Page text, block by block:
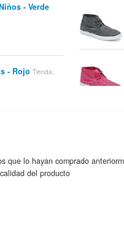
- Verde
- Rojo Tienda:
10 USA /
que lo hayan comprado
del producto